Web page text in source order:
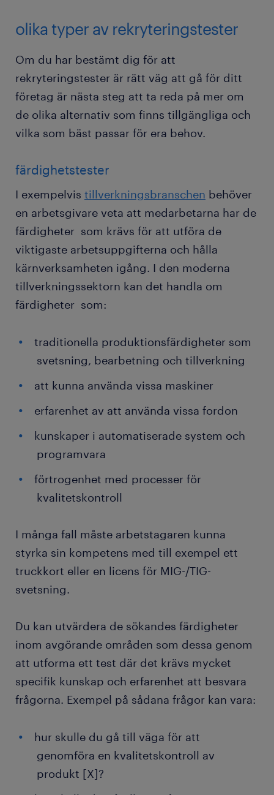
olika typer av rekryteringstester
Om du har bestämt dig för att
rekryteringstester är rätt väg att gå för ditt
företag är nästa steg att ta reda på mer om
de olika alternativ som finns tillgängliga och
vilka som bäst passar för era behov.
färdighetstester
I exempelvis tillverkningsbranschen behöver
en arbetsgivare veta att medarbetarna har de
färdigheter som krävs för att utföra de
viktigaste arbetsuppgifterna och hålla
kärnverksamheten igång. I den moderna
tillverkningssektorn kan det handla om
färdigheter som:
traditionella produktionsfärdigheter som
svetsning, bearbetning och tillverkning
att kunna använda vissa maskiner
erfarenhet av att använda vissa fordon
kunskaper i automatiserade system och
programvara
förtrogenhet med processer för
kvalitetskontroll
I många fall måste arbetstagaren kunna
styrka sin kompetens med till exempel ett
truckkort eller en licens för MIG-/TIG-
svetsning.
Du kan utvärdera de sökandes färdigheter
inom avgörande områden som dessa genom
att utforma ett test där det krävs mycket
specifik kunskap och erfarenhet att besvara
frågorna. Exempel på sådana frågor kan vara:
hur skulle du gå till väga för att
genomföra en kvalitetskontroll av
produkt [X]?